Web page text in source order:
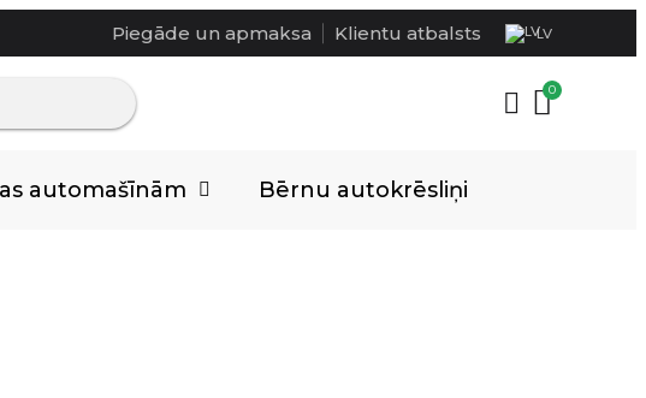
Piegāde un apmaksa Klientu atbalsts LV
automašīnām Bērnu autokrēsliņi